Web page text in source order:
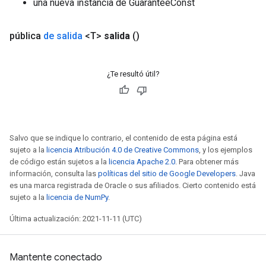
una nueva instancia de GuaranteeConst
pública de salida <T> salida ()
¿Te resultó útil?
Salvo que se indique lo contrario, el contenido de esta página está
sujeto a la licencia Atribución 4.0 de Creative Commons, y los ejemplos
de código están sujetos a la licencia Apache 2.0. Para obtener más
información, consulta las políticas del sitio de Google Developers. Java
es una marca registrada de Oracle o sus afiliados. Cierto contenido está
sujeto a la licencia de NumPy.
Última actualización: 2021-11-11 (UTC)
Mantente conectado